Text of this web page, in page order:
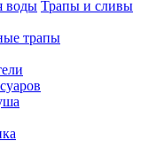
Трапы и сливы
трапы